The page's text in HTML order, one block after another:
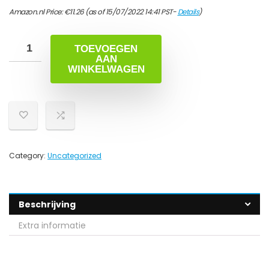
Amazon.nl Price:€11.26(as of 15/07/2022 14:41 PST-Details)
TOEVOEGEN
AAN
WINKELWAGEN
Category: Uncategorized
Beschrijving
Extra informatie